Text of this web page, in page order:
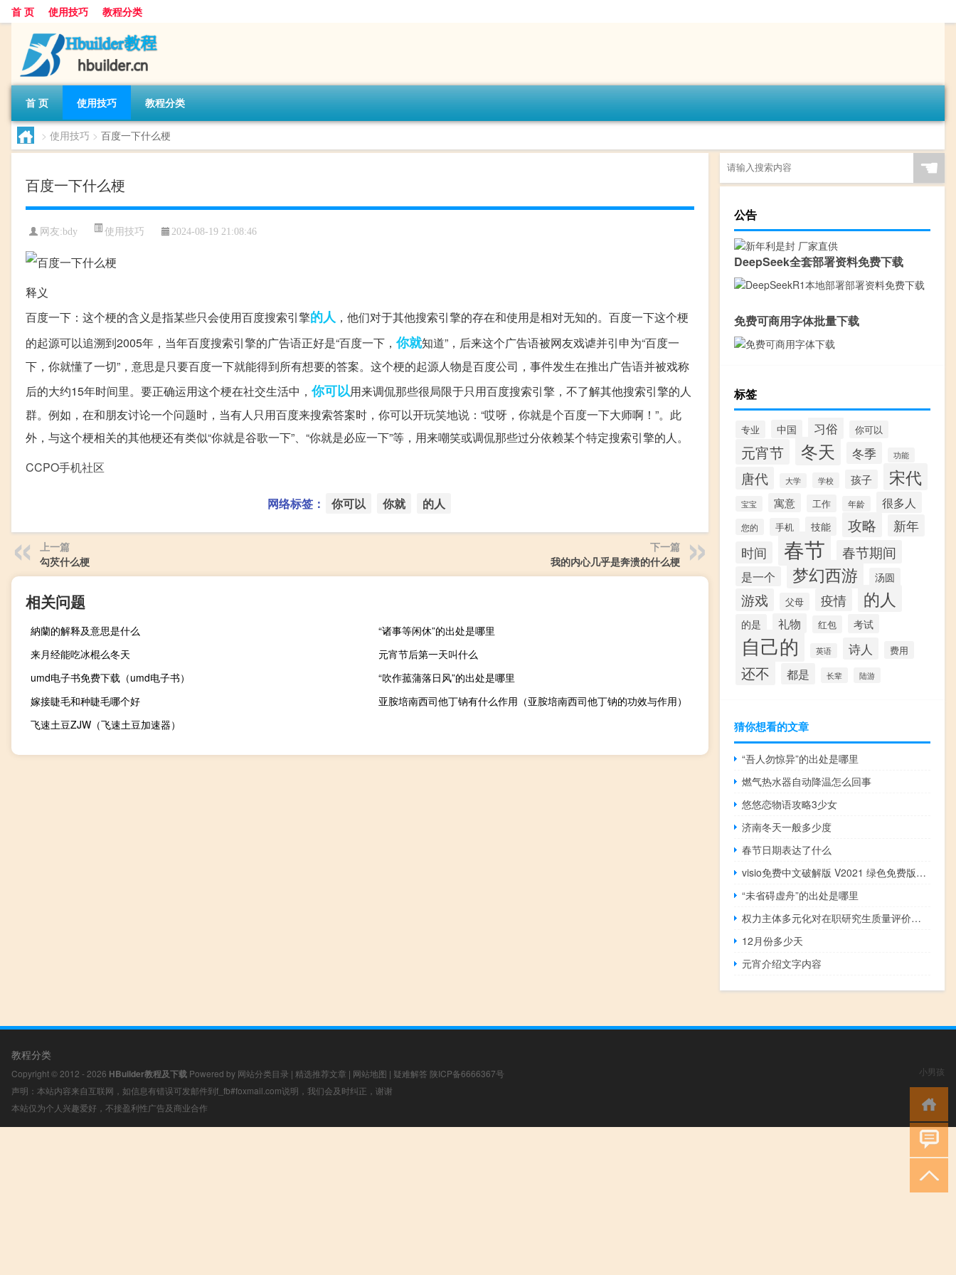
首 页 使用技巧 教程分类
首 页 使用技巧 教程分类
> 使用技巧 > 百度一下什么梗
百度一下什么梗
网友:bdy 使用技巧 2024-08-19 21:08:46
释义
百度一下：这个梗的含义是指某些只会使用百度搜索引擎的人 ，他们对于其他搜索引擎的存在和使用是相对无知的。百度一下这个梗
的起源可以追溯到2005年，当年百度搜索引擎的广告语正好是“百度一下，你就知道”，后来这个广告语被网友戏谑并引申为“百度一
下，你就懂了一切”，意思是只要百度一下就能得到所有想要的答案。这个梗的起源人物是百度公司，事件发生在推出广告语并被戏称
后的大约15年时间里。要正确运用这个梗在社交生活中，你可以用来调侃那些很局限于只用百度搜索引擎，不了解其他搜索引擎的人
群。例如，在和朋友讨论一个问题时，当有人只用百度来搜索答案时，你可以开玩笑地说：“哎呀，你就是个百度一下大师啊！”。此
外，与这个梗相关的其他梗还有类似“你就是谷歌一下”、“你就是必应一下”等，用来嘲笑或调侃那些过分依赖某个特定搜索引擎的人。
CCPO手机社区
网络标签： 你可以 你就 的人
上一篇
勾芡什么梗
下一篇
我的内心几乎是奔溃的什么梗
相关问题
納蘭的解释及意思是什么
“诸事等闲休”的出处是哪里
来月经能吃冰棍么冬天
元宵节后第一天叫什么
umd电子书免费下载（umd电子书）
“吹作菰蒲落日风”的出处是哪里
嫁接睫毛和种睫毛哪个好
亚胺培南西司他丁钠有什么作用（亚胺培南西司他丁钠的功效与作用）
飞速土豆ZJW（飞速土豆加速器）
☚
公告
DeepSeek全套部署资料免费下载
免费可商用字体批量下载
标签
专业 中国 习俗 你可以
元宵节 冬天 冬季 功能
唐代 大学 学校 孩子 宋代
宝宝 寓意 工作 年龄 很多人
您的 手机 技能 攻略
新年
时间
春节 春节期间
是一个 梦幻西游 汤圆
游戏 父母 疫情 的人
的是 礼物 红包 考试
自己的 英语 诗人 费用
还不 都是 长辈 陆游
猜你想看的文章
“吾人勿惊异”的出处是哪里
燃气热水器自动降温怎么回事
悠悠恋物语攻略3少女
济南冬天一般多少度
春节日期表达了什么
visio免费中文破解版 V2021 绿色免费版（visio免费中文破解版 V2021 绿色免费版功能简介）
“未省碍虚舟”的出处是哪里
权力主体多元化对在职研究生质量评价的影响
12月份多少天
元宵介绍文字内容
教程分类
Copyright © 2012 - 2026 HBuilder教程及下载 Powered by 网站分类目录 | 精选推荐文章 | 网站地图 | 疑难解答 陕ICP备6666367号
声明：本站内容来自互联网，如信息有错误可发邮件到f_fb#foxmail.com说明，我们会及时纠正，谢谢
本站仅为个人兴趣爱好，不接盈利性广告及商业合作
小男孩